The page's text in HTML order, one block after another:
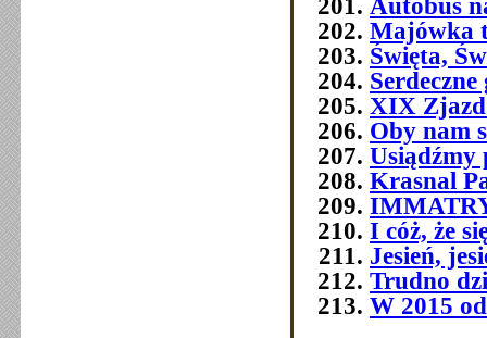
Majówka
Święta,
XIX
Oby nam
Usiądźmy
Krasnal
I cóż, że
Jesień,
Trudno
W 2015